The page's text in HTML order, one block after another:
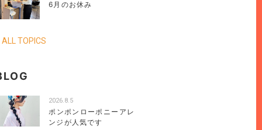
6月のお休み
ALL TOPICS
2026.8.5
ポンポンローポニーアレ
ンジが人気です